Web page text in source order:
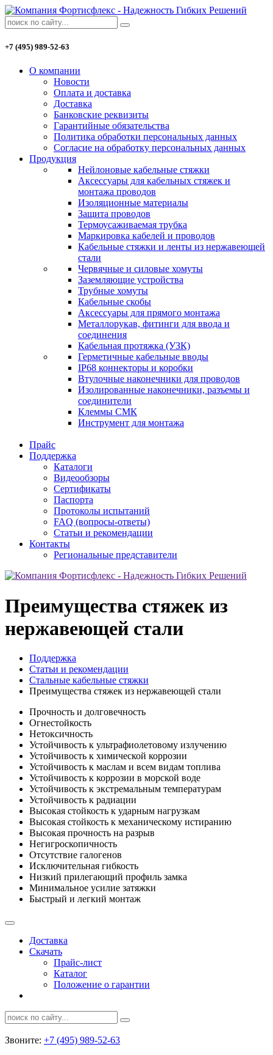
+7 (495) 989-52-63
О компании
Новости
Оплата и доставка
Доставка
Банковские реквизиты
Гарантийные обязательства
Политика обработки персональных данных
Согласие на обработку персональных данных
Продукция
Нейлоновые кабельные стяжки
Аксессуары для кабельных стяжек и
монтажа проводов
Изоляционные материалы
Защита проводов
Термоусаживаемая трубка
Маркировка кабелей и проводов
Кабельные стяжки и ленты из нержавеющей
стали
Червячные и силовые хомуты
Заземляющие устройства
Трубные хомуты
Кабельные скобы
Аксессуары для прямого монтажа
Металлорукав, фитинги для ввода и
соединения
Кабельная протяжка (УЗК)
Герметичные кабельные вводы
IP68 коннекторы и коробки
Втулочные наконечники для проводов
Изолированные наконечники, разъемы и
соединители
Клеммы СМК
Инструмент для монтажа
Прайс
Поддержка
Каталоги
Видеообзоры
Сертификаты
Паспорта
Протоколы испытаний
FAQ (вопросы-ответы)
Статьи и рекомендации
Контакты
Региональные представители
Преимущества стяжек из
нержавеющей стали
Поддержка
Статьи и рекомендации
Стальные кабельные стяжки
Преимущества стяжек из нержавеющей стали
Прочность и долговечность
Огнестойкость
Нетоксичность
Устойчивость к ультрафиолетовому излучению
Устойчивость к химической коррозии
Устойчивость к маслам и всем видам топлива
Устойчивость к коррозии в морской воде
Устойчивость к экстремальным температурам
Устойчивость к радиации
Высокая стойкость к ударным нагрузкам
Высокая стойкость к механическому истиранию
Высокая прочность на разрыв
Негигроскопичность
Отсутствие галогенов
Исключительная гибкость
Низкий прилегающий профиль замка
Минимальное усилие затяжки
Быстрый и легкий монтаж
Доставка
Скачать
Прайс-лист
Каталог
Положение о гарантии
Звоните: +7 (495) 989-52-63